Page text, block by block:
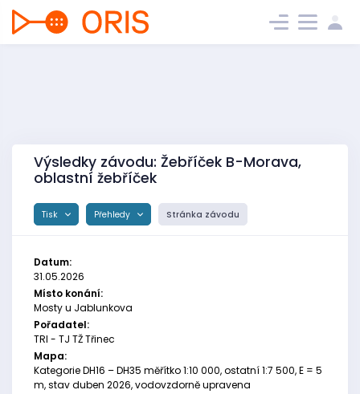
Výsledky závodu: Žebříček B-Morava,
oblastní žebříček
Tisk Přehledy Stránka závodu
Datum:
31.05.2026
Místo konání:
Mosty u Jablunkova
Pořadatel:
TRI - TJ TŽ Třinec
Mapa:
Kategorie DH16 – DH35 měřítko 1:10 000, ostatní 1:7 500, E = 5
m, stav duben 2026, vodovzdorně upravena